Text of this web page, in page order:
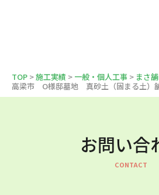
TOP >施工実績 > 一般・個人工事 > まさ
高梁市 O様邸墓地 真砂土（固まる土）
お問い合